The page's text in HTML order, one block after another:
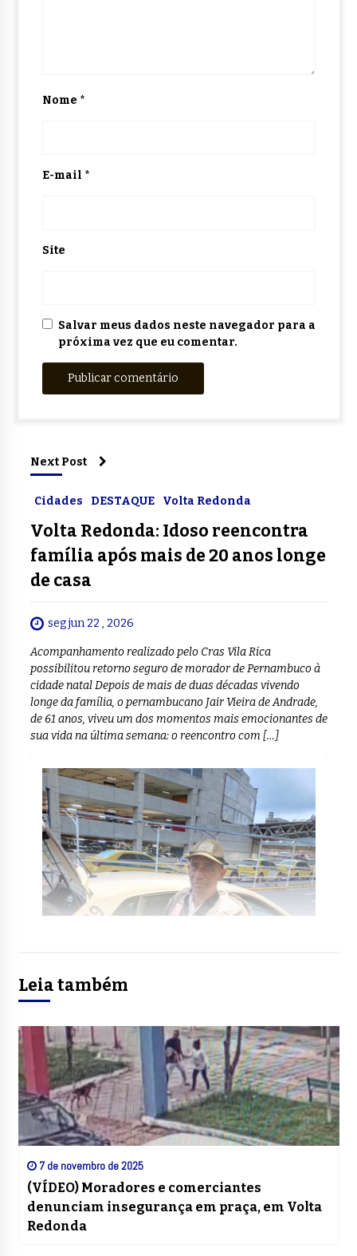
Nome *
E-mail *
Site
Salvar meus dados neste navegador para a
próxima vez que eu comentar.
Next Post
Cidades DESTAQUE Volta Redonda
Volta Redonda: Idoso reencontra
família após mais de 20 anos longe
de casa
seg jun 22 , 2026
Acompanhamento realizado pelo Cras Vila Rica
possibilitou retorno seguro de morador de Pernambuco à
cidade natal Depois de mais de duas décadas vivendo
longe da família, o pernambucano Jair Vieira de Andrade,
de 61 anos, viveu um dos momentos mais emocionantes de
sua vida na última semana: o reencontro com […]
Leia também
7 de novembro de 2025
(VÍDEO) Moradores e comerciantes
denunciam insegurança em praça, em Volta
Redonda